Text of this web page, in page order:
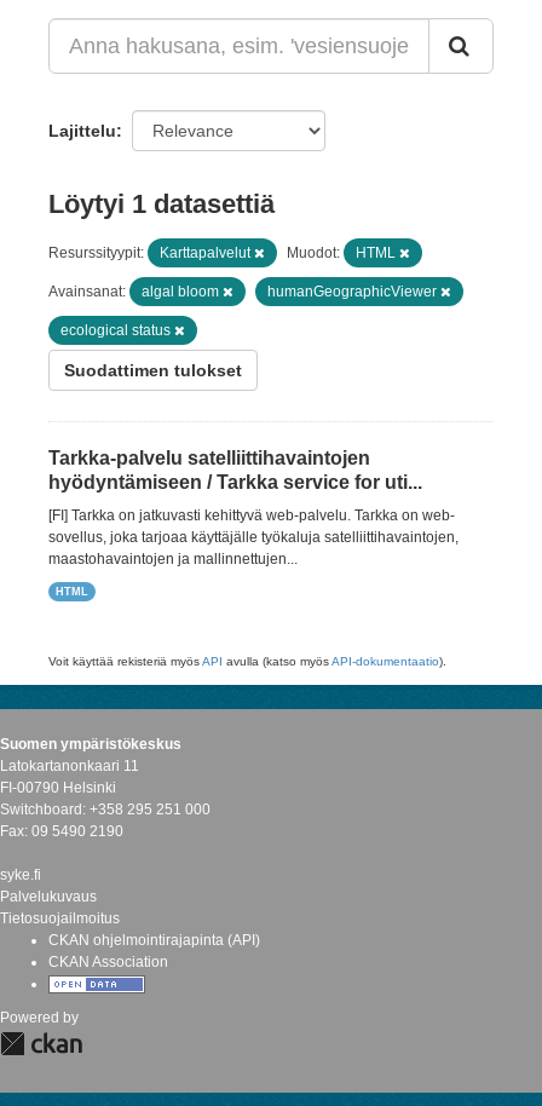
Lajittelu
Löytyi 1 datasettiä
Resurssityypit: Karttapalvelut Muodot: HTML
Avainsanat: algal bloom humanGeographicViewer
ecological status
Suodattimen tulokset
Tarkka-palvelu satelliittihavaintojen
hyödyntämiseen / Tarkka service for uti...
[FI] Tarkka on jatkuvasti kehittyvä web-palvelu. Tarkka on web-
sovellus, joka tarjoaa käyttäjälle työkaluja satelliittihavaintojen,
maastohavaintojen ja mallinnettujen...
HTML
Voit käyttää rekisteriä myösAPI avulla (katso myösAPI-dokumentaatio).
Suomen ympäristökeskus
Latokartanonkaari 11
FI-00790 Helsinki
Switchboard: +358 295 251 000
Fax: 09 5490 2190
syke.fi
Palvelukuvaus
Tietosuojailmoitus
CKAN ohjelmointirajapinta (API)
CKAN Association
Powered by